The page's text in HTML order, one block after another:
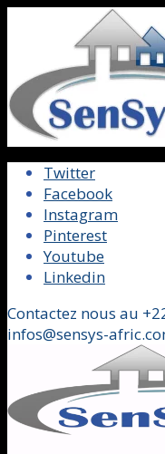
Twitter
Facebook
Instagram
Pinterest
Youtube
Linkedin
Contactez nous au
infos@sensys-